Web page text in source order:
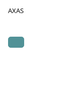
AXAS